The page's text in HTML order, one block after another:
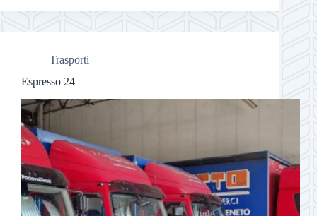
Trasporti
Espresso 24